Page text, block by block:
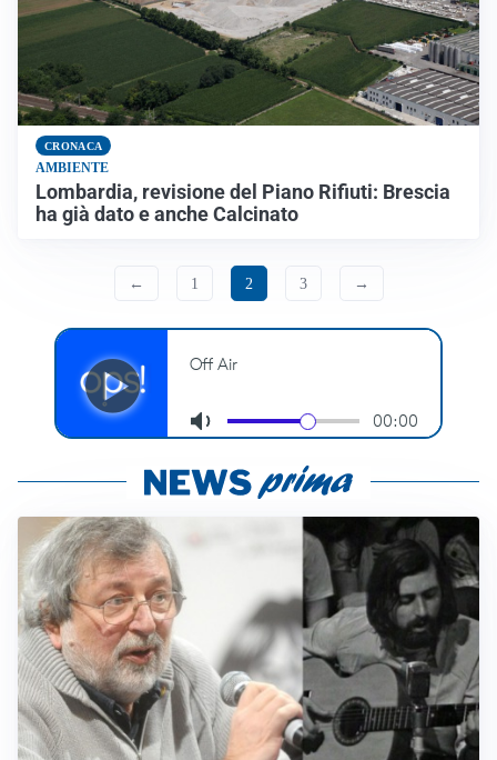
CRONACA
AMBIENTE
Lombardia, revisione del Piano Rifiuti: Brescia
ha già dato e anche Calcinato
← 1 2 3 →